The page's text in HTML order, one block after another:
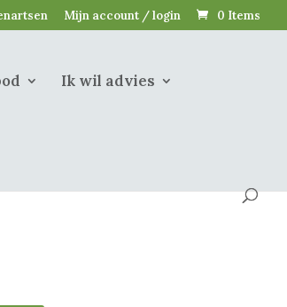
Mijn account / login 0 Items
Ik wil advies